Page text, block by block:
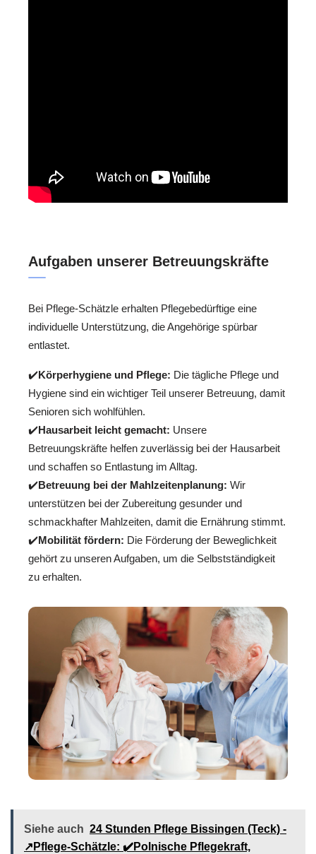
Aufgaben unserer Betreuungskräfte
Bei Pflege-Schätzle erhalten Pflegebedürftige eine
individuelle Unterstützung, die Angehörige spürbar
entlastet.
✔️Körperhygiene und Pflege: Die tägliche Pflege und
Hygiene sind ein wichtiger Teil unserer Betreuung, damit
Senioren sich wohlfühlen.
✔️Hausarbeit leicht gemacht: Unsere
Betreuungskräfte helfen zuverlässig bei der Hausarbeit
und schaffen so Entlastung im Alltag.
✔️Betreuung bei der Mahlzeitenplanung: Wir
unterstützen bei der Zubereitung gesunder und
schmackhafter Mahlzeiten, damit die Ernährung stimmt.
✔️Mobilität fördern: Die Förderung der Beweglichkeit
gehört zu unseren Aufgaben, um die Selbstständigkeit
zu erhalten.
Siehe auch 24 Stunden Pflege Bissingen (Teck) -
↗️Pflege-Schätzle: ✔️Polnische Pflegekraft,